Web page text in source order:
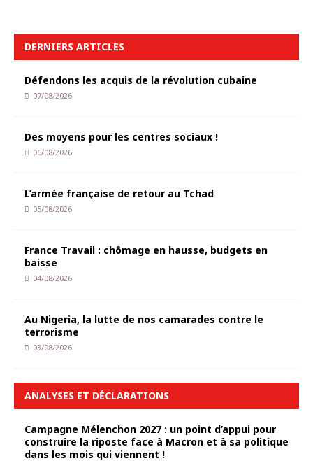
DERNIERS ARTICLES
Défendons les acquis de la révolution cubaine
07/08/2026
Des moyens pour les centres sociaux !
06/08/2026
L’armée française de retour au Tchad
05/08/2026
France Travail : chômage en hausse, budgets en
baisse
04/08/2026
Au Nigeria, la lutte de nos camarades contre le
terrorisme
03/08/2026
ANALYSES ET DÉCLARATIONS
Campagne Mélenchon 2027 : un point d’appui pour
construire la riposte face à Macron et à sa politique
dans les mois qui viennent !